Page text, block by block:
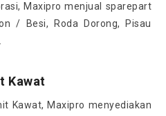
Maxipro menjual sparepart
/ Besi, Roda Dorong, Pisau
Kawat
Kawat, Maxipro menyediakan